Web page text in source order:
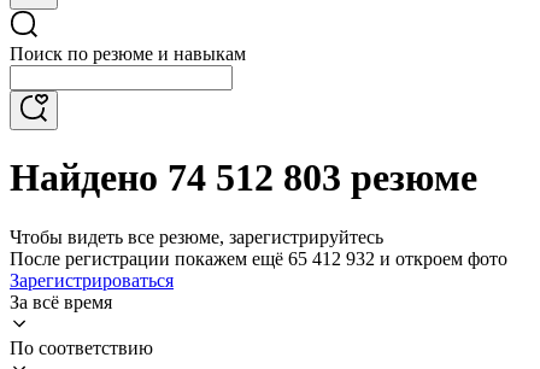
Поиск по резюме и навыкам
Найдено 74 512 803 резюме
Чтобы видеть все резюме, зарегистрируйтесь
После регистрации покажем ещё 65 412 932 и откроем фото
Зарегистрироваться
За всё время
По соответствию